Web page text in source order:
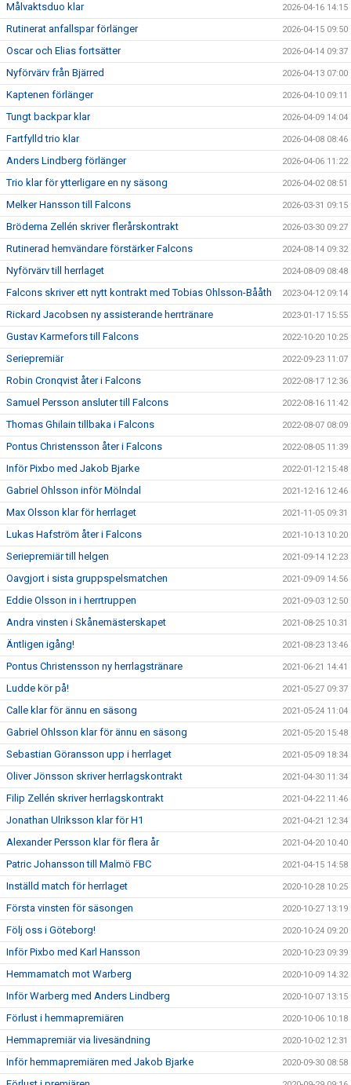
Målvaktsduo klar 2026-04-16 14:15
Rutinerat anfallspar förlänger 2026-04-15 09:50
Oscar och Elias fortsätter 2026-04-14 09:37
Nyförvärv från Bjärred 2026-04-13 07:00
Kaptenen förlänger 2026-04-10 09:11
Tungt backpar klar 2026-04-09 14:04
Fartfylld trio klar 2026-04-08 08:46
Anders Lindberg förlänger 2026-04-06 11:22
Trio klar för ytterligare en ny säsong 2026-04-02 08:51
Melker Hansson till Falcons 2026-03-31 09:15
Bröderna Zellén skriver flerårskontrakt 2026-03-30 09:27
Rutinerad hemvändare förstärker Falcons 2024-08-14 09:32
Nyförvärv till herrlaget 2024-08-09 08:48
Falcons skriver ett nytt kontrakt med Tobias Ohlsson-Bååth 2023-04-12 09:14
Rickard Jacobsen ny assisterande herrtränare 2023-01-17 15:55
Gustav Karmefors till Falcons 2022-10-20 10:25
Seriepremiär 2022-09-23 11:07
Robin Cronqvist åter i Falcons 2022-08-17 12:36
Samuel Persson ansluter till Falcons 2022-08-16 11:42
Thomas Ghilain tillbaka i Falcons 2022-08-07 08:09
Pontus Christensson åter i Falcons 2022-08-05 11:39
Inför Pixbo med Jakob Bjarke 2022-01-12 15:48
Gabriel Ohlsson inför Mölndal 2021-12-16 12:46
Max Olsson klar för herrlaget 2021-11-05 09:31
Lukas Hafström åter i Falcons 2021-10-13 10:20
Seriepremiär till helgen 2021-09-14 12:23
Oavgjort i sista gruppspelsmatchen 2021-09-09 14:56
Eddie Olsson in i herrtruppen 2021-09-03 12:50
Andra vinsten i Skånemästerskapet 2021-08-25 10:31
Äntligen igång! 2021-08-23 13:46
Pontus Christensson ny herrlagstränare 2021-06-21 14:41
Ludde kör på! 2021-05-27 09:37
Calle klar för ännu en säsong 2021-05-24 11:04
Gabriel Ohlsson klar för ännu en säsong 2021-05-20 15:48
Sebastian Göransson upp i herrlaget 2021-05-09 18:34
Oliver Jönsson skriver herrlagskontrakt 2021-04-30 11:34
Filip Zellén skriver herrlagskontrakt 2021-04-22 11:46
Jonathan Ulriksson klar för H1 2021-04-21 12:34
Alexander Persson klar för flera år 2021-04-20 10:40
Patric Johansson till Malmö FBC 2021-04-15 14:58
Inställd match för herrlaget 2020-10-28 10:25
Första vinsten för säsongen 2020-10-27 13:19
Följ oss i Göteborg! 2020-10-24 09:20
Inför Pixbo med Karl Hansson 2020-10-23 09:39
Hemmamatch mot Warberg 2020-10-09 14:32
Inför Warberg med Anders Lindberg 2020-10-07 13:15
Förlust i hemmapremiären 2020-10-06 10:18
Hemmapremiär via livesändning 2020-10-02 12:31
Inför hemmapremiären med Jakob Bjarke 2020-09-30 08:58